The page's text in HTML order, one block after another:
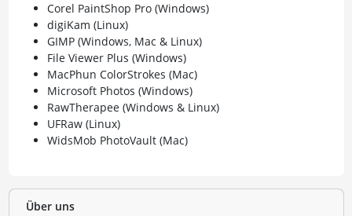
Corel PaintShop Pro (Windows)
digiKam (Linux)
GIMP (Windows, Mac & Linux)
File Viewer Plus (Windows)
MacPhun ColorStrokes (Mac)
Microsoft Photos (Windows)
RawTherapee (Windows & Linux)
UFRaw (Linux)
WidsMob PhotoVault (Mac)
Über uns